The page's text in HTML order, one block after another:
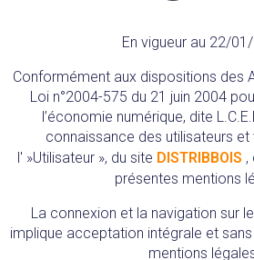
En vigueur au 22/
Conformément aux dispositions des
Loi n°2004-575 du 21 juin 2004
l’économie numérique, dite
connaissance des utilisateurs et
l' »Utilisateur », du site DISTRIBBOIS ,
présentes mentions
La connexion et la navigation sur
implique acceptation intégrale et
mentions